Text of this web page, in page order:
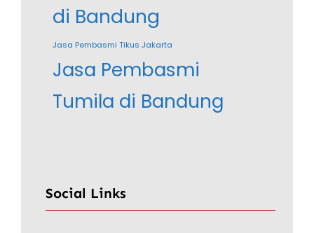
di Bandung
Jasa Pembasmi Tikus Jakarta
Jasa Pembasmi
Tumila di Bandung
Social Links